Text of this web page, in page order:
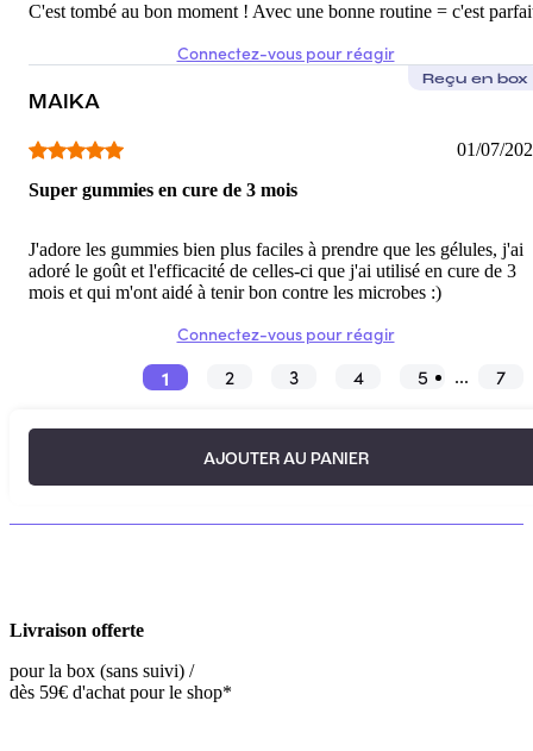
C'est tombé au bon moment ! Avec une bonne routine = c'est
Connectez-vous pour réagir
MAIKA
Reçu en box
01/07/
Super gummies en cure de 3 mois
J'adore les gummies bien plus faciles à prendre que les gélules, j'ai
adoré le goût et l'efficacité de celles-ci que j'ai utilisé en cure de 3
mois et qui m'ont aidé à tenir bon contre les microbes :)
Connectez-vous pour réagir
1 2 3 4 5 ... 7
AJOUTER AU PANIER
Livraison offerte
pour la box (sans suivi) /
dès 59€ d'achat pour le shop*